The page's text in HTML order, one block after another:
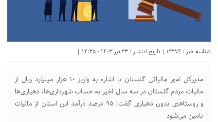
شناسه خبر : 12276 | تاریخ انتشار : 23 تیر 1403 - 14:25 |
مدیرکل امور مالیاتی گلستان با اشاره به واریز ۱۰ هزار میلیارد ریال از
مالیات مردم گلستان در سه سال اخیر به حساب شهرداری‌ها، دهیاری‌ها
و روستاهای بدون دهیاری گفت: ۹۵ درصد درآمد این استان از مالیات
تامین می‌شود